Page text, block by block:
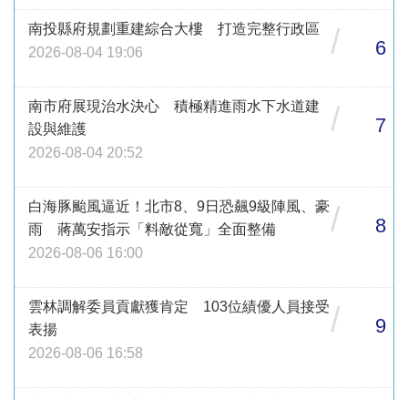
南投縣府規劃重建綜合大樓 打造完整行政區
2026-08-04 19:06
/ 6
南市府展現治水決心 積極精進雨水下水道建
設與維護
2026-08-04 20:52
/ 7
白海豚颱風逼近！北市8、9日恐飆9級陣風、豪
雨 蔣萬安指示「料敵從寬」全面整備
2026-08-06 16:00
/ 8
雲林調解委員貢獻獲肯定 103位績優人員接受
表揚
2026-08-06 16:58
/ 9